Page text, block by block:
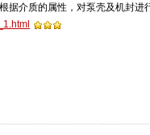
据介质的属性，对泵壳及机封进